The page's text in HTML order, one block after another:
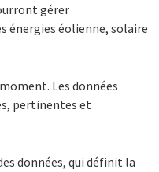
gérer
énergies éolienne, solaire
Les données
pertinentes et
données, qui définit la